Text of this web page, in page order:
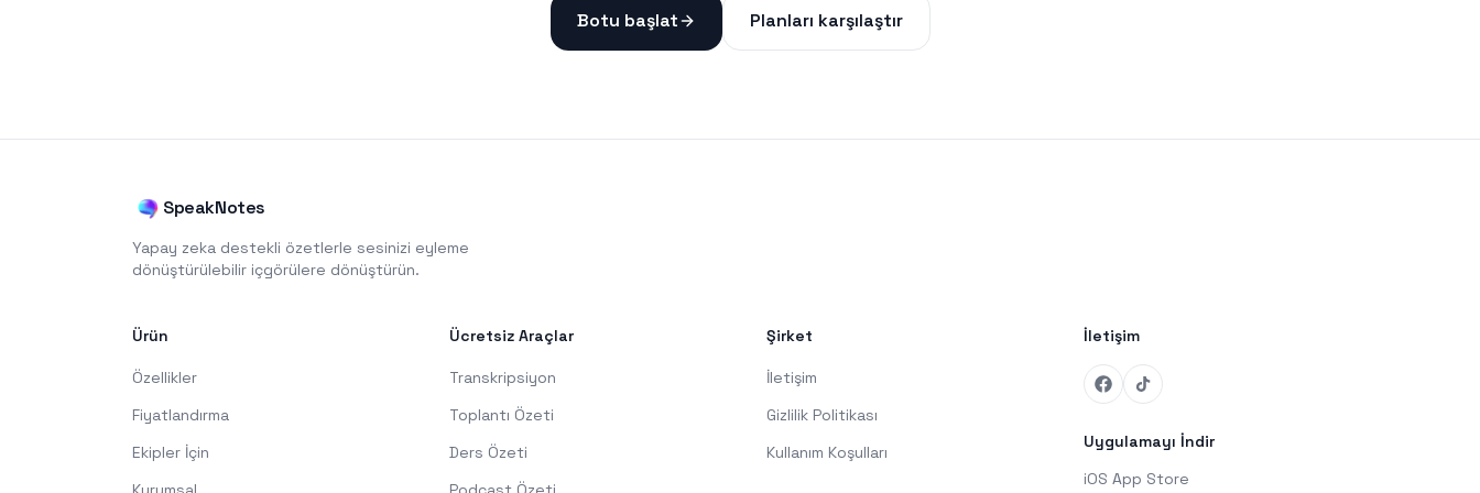
Botu başlat Planları karşılaştır
SpeakNotes
Yapay zeka destekli özetlerle sesinizi eyleme
dönüştürülebilir içgörülere dönüştürün.
Ürün
Özellikler
Fiyatlandırma
Ekipler İçin
Ücretsiz Araçlar
Transkripsiyon
Toplantı Özeti
Ders Özeti
Şirket
İletişim
Gizlilik Politikası
Kullanım Koşulları
İletişim
Uygulamayı İndir
iOS App Store